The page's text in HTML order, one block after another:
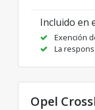
Incluido en
Exención
La
Opel